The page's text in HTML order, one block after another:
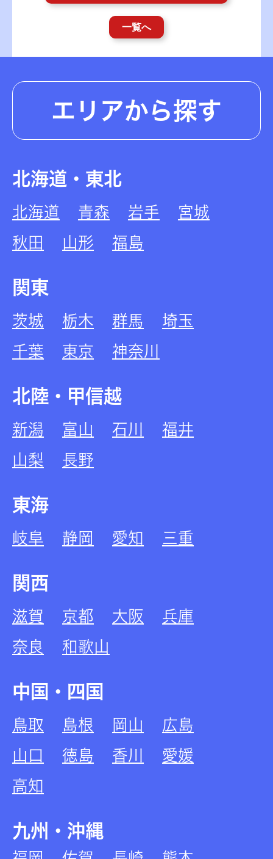
一覧へ
エリアから探す
北海道・東北
北海道 青森 岩手
宮城
秋田
山形 福島
関東
茨城 栃木 群馬
埼玉
千葉
東京 神奈川
北陸・甲信越
新潟 富山 石川
福井
山梨
長野
東海
岐阜 静岡 愛知 三重
関西
滋賀 京都 大阪
兵庫
奈良
和歌山
中国・四国
鳥取 島根 岡山
広島
山口
徳島 香川
愛媛
高知
九州・沖縄